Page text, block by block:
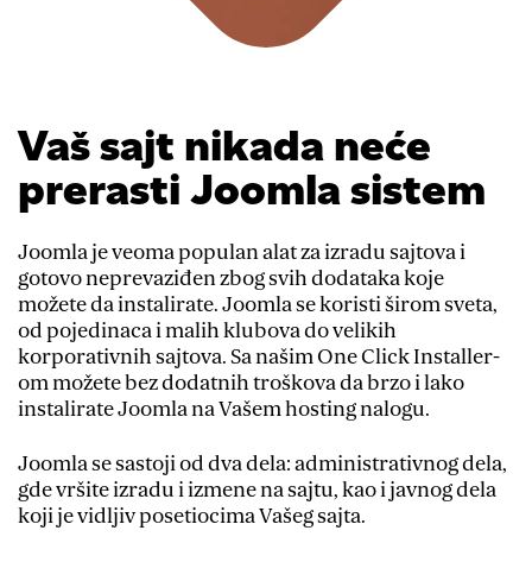
Vaš sajt nikada neće
prerasti Joomla sistem
Joomla je veoma populan alat za izradu sajtova i
gotovo neprevaziđen zbog svih dodataka koje
možete da instalirate. Joomla se koristi širom sveta,
od pojedinaca i malih klubova do velikih
korporativnih sajtova. Sa našim One Click Installer-
om možete bez dodatnih troškova da brzo i lako
instalirate Joomla na Vašem hosting nalogu.
Joomla se sastoji od dva dela: administrativnog dela,
gde vršite izradu i izmene na sajtu, kao i javnog dela
koji je vidljiv posetiocima Vašeg sajta.